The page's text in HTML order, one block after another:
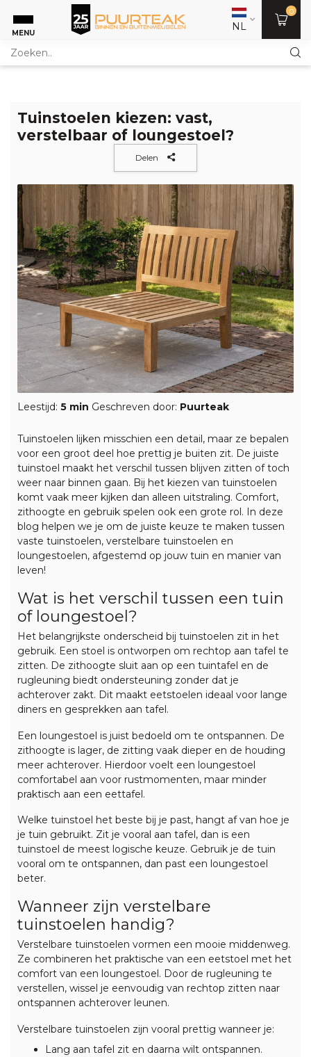
MENU NL
0
Tuinstoelen kiezen: vast,
verstelbaar of loungestoel?
Delen
Leestijd: 5 min Geschreven door: Puurteak
Tuinstoelen lijken misschien een detail, maar ze bepalen
voor een groot deel hoe prettig je buiten zit. De juiste
tuinstoel maakt het verschil tussen blijven zitten of toch
weer naar binnen gaan. Bij het kiezen van tuinstoelen
komt vaak meer kijken dan alleen uitstraling. Comfort,
zithoogte en gebruik spelen ook een grote rol. In deze
blog helpen we je om de juiste keuze te maken tussen
vaste tuinstoelen, verstelbare tuinstoelen en
loungestoelen, afgestemd op jouw tuin en manier van
leven!
Wat is het verschil tussen een tuin
of loungestoel?
Het belangrijkste onderscheid bij tuinstoelen zit in het
gebruik. Een stoel is ontworpen om rechtop aan tafel te
zitten. De zithoogte sluit aan op een tuintafel en de
rugleuning biedt ondersteuning zonder dat je
achterover zakt. Dit maakt eetstoelen ideaal voor lange
diners en gesprekken aan tafel.
Een loungestoel is juist bedoeld om te ontspannen. De
zithoogte is lager, de zitting vaak dieper en de houding
meer achterover. Hierdoor voelt een loungestoel
comfortabel aan voor rustmomenten, maar minder
praktisch aan een eettafel.
Welke tuinstoel het beste bij je past, hangt af van hoe je
je tuin gebruikt. Zit je vooral aan tafel, dan is een
tuinstoel de meest logische keuze. Gebruik je de tuin
vooral om te ontspannen, dan past een loungestoel
beter.
Wanneer zijn verstelbare
tuinstoelen handig?
Verstelbare tuinstoelen vormen een mooie middenweg.
Ze combineren het praktische van een eetstoel met het
comfort van een loungestoel. Door de rugleuning te
verstellen, wissel je eenvoudig van rechtop zitten naar
ontspannen achterover leunen.
Verstelbare tuinstoelen zijn vooral prettig wanneer je:
Lang aan tafel zit en daarna wilt ontspannen.